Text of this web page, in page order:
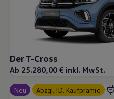
Der T-Cross
Ab 25.280,00 € inkl. MwSt.
Neu abzgl. ID. Kaufprämie